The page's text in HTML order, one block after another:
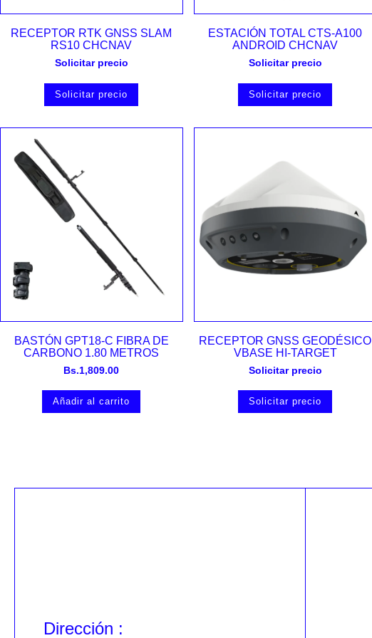
Vista rápida
RECEPTOR RTK GNSS SLAM
RS10 CHCNAV
Solicitar precio
Solicitar precio
Vista rápida
ESTACIÓN TOTAL CTS-A100
ANDROID CHCNAV
Solicitar precio
Solicitar precio
Vista rápida
BASTÓN GPT18-C FIBRA DE
CARBONO 1.80 METROS
Bs.1,809.00
Añadir al carrito
Vista rápida
RECEPTOR GNSS GEODÉSICO
VBASE HI-TARGET
Solicitar precio
Solicitar precio
Dirección :